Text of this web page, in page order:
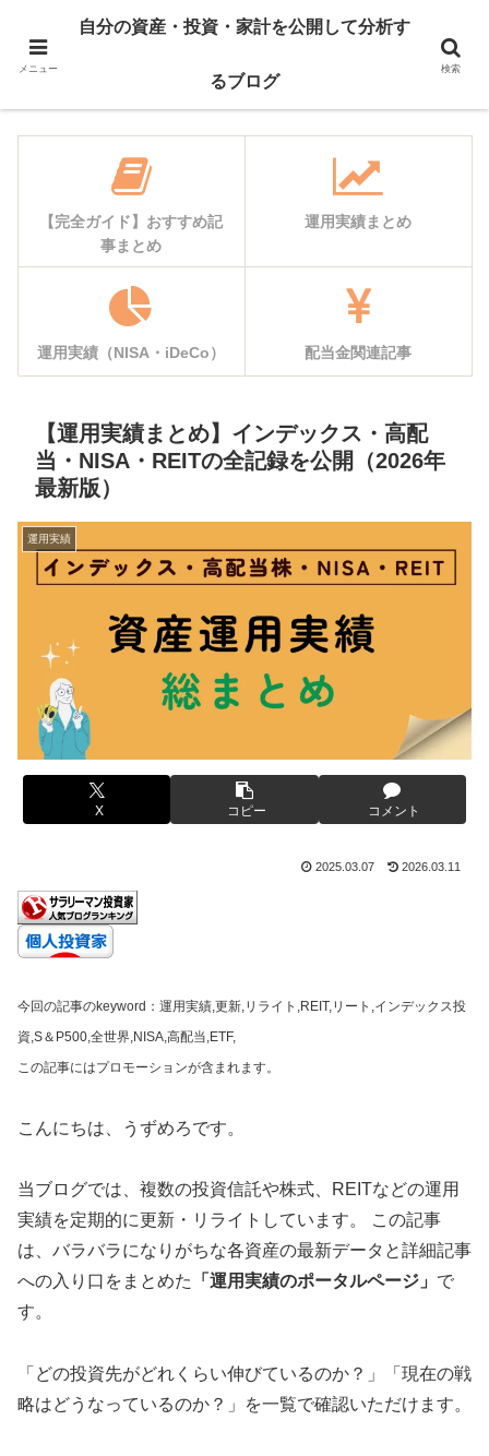
自己紹介 資産公開
【完全ガイド】おすすめ記
事まとめ
運用実績まとめ
運用実績（NISA・iDeCo） 配当金関連記事
【運用実績まとめ】インデックス・高配
当・NISA・REITの全記録を公開（2026年
最新版）
運用実績
X コピー コメント
2025.03.07 2026.03.11
今回の記事のkeyword：運用実績,更新,リライト,REIT,リート,インデックス投
資,S＆P500,全世界,NISA,高配当,ETF,
この記事にはプロモーションが含まれます。
こんにちは、うずめろです。
当ブログでは、複数の投資信託や株式、REITなどの運用
実績を定期的に更新・リライトしています。 この記事
は、バラバラになりがちな各資産の最新データと詳細記事
への入り口をまとめた
「運用実績のポータルページ」 で
す。
「どの投資先がどれくらい伸びているのか？」「現在の戦
略はどうなっているのか？」を一覧で確認いただけます。
メニュー
自分の資産・投資・家計を公開して分析す
るブログ
検索